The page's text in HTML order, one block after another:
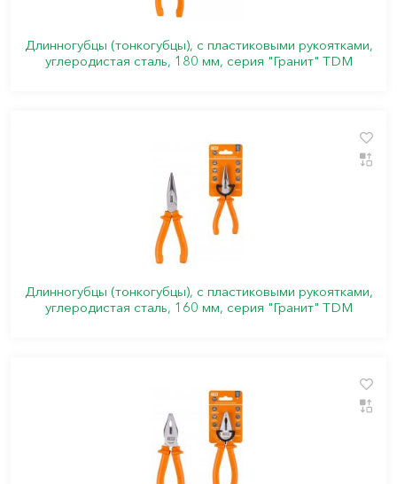
Длинногубцы (тонкогубцы), с пластиковыми рукоятками,
углеродистая сталь, 180 мм, серия "Гранит" TDM
Длинногубцы (тонкогубцы), с пластиковыми рукоятками,
углеродистая сталь, 160 мм, серия "Гранит" TDM